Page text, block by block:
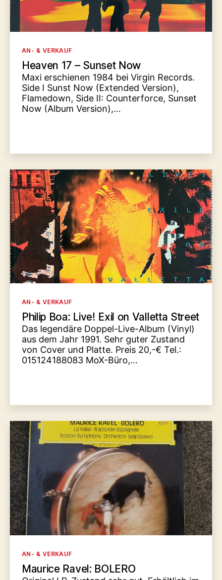
Kategorien
AN- & VERKAUF
Heaven 17 – Sunset Now
Maxi erschienen 1984 bei Virgin Records.
Side I Sunst Now (Extended Version),
Flamedown, Side II: Counterforce, Sunset
Now (Album Version),…
Kategorien
AN- & VERKAUF
Philip Boa: Live! Exil on Valletta Street
Das legendäre Doppel-Live-Album (Vinyl)
aus dem Jahr 1991. Sehr guter Zustand
von Cover und Platte. Preis 20,-€ Tel.:
015124188083 MoX-Büro,…
Kategorien
AN- & VERKAUF
Maurice Ravel: BOLERO